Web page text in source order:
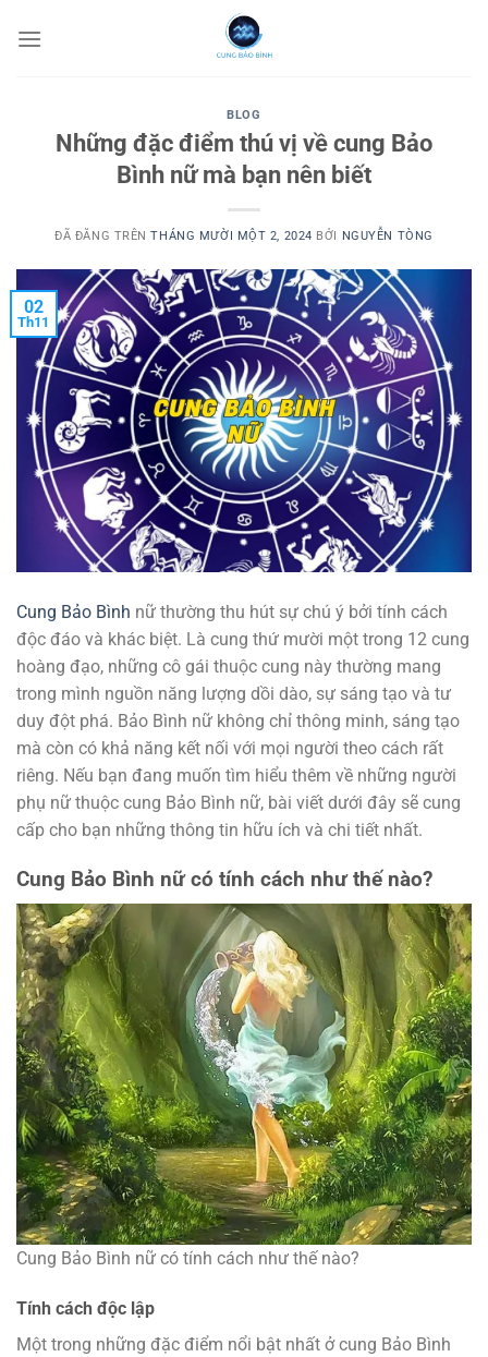
đến
BLOG
Những đặc điểm thú vị về cung Bảo
Bình nữ mà bạn nên biết
ĐÃ ĐĂNG TRÊNTHÁNG MƯỜI MỘT 2, 2024 BỞI NGUYỄN TÒNG
02
Th11
Cung Bảo Bình nữ thường thu hút sự chú ý bởi tính cách
độc đáo và khác biệt. Là cung thứ mười một trong 12 cung
hoàng đạo, những cô gái thuộc cung này thường mang
trong mình nguồn năng lượng dồi dào, sự sáng tạo và tư
duy đột phá. Bảo Bình nữ không chỉ thông minh, sáng tạo
mà còn có khả năng kết nối với mọi người theo cách rất
riêng. Nếu bạn đang muốn tìm hiểu thêm về những người
phụ nữ thuộc cung Bảo Bình nữ, bài viết dưới đây sẽ cung
cấp cho bạn những thông tin hữu ích và chi tiết nhất.
Cung Bảo Bình nữ có tính cách như thế nào?
Cung Bảo Bình nữ có tính cách như thế nào?
Tính cách độc lập
Một trong những đặc điểm nổi bật nhất ở cung Bảo Bình